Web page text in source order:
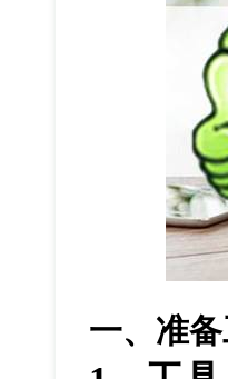
一、准